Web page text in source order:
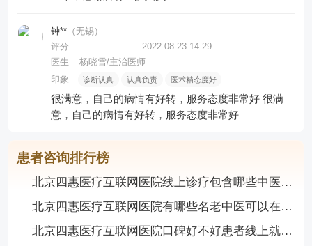
钟**（无锡）
评分
2022-08-23 14:29
医生
杨晓雪/主治医师
印象
诊断认真 认真负责 医术精态度好
很满意，自己的病情有好转，服务态度非常好 很满
意，自己的病情有好转，服务态度非常好
患者咨询排行榜
北京四惠医疗互联网医院线上诊疗包含哪些中医特色项目
北京四惠医疗互联网医院有哪些名老中医可以在 线问诊
北京四惠医疗互联网医院口碑好不好患者线上就医真实体验